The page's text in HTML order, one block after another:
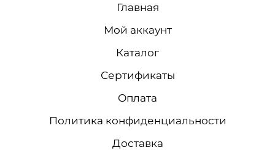
Главная
Мой аккаунт
Каталог
Сертификаты
Оплата
Политика конфиденциальности
Доставка